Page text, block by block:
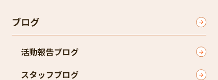
ブログ
活動報告ブログ
スタッフブログ